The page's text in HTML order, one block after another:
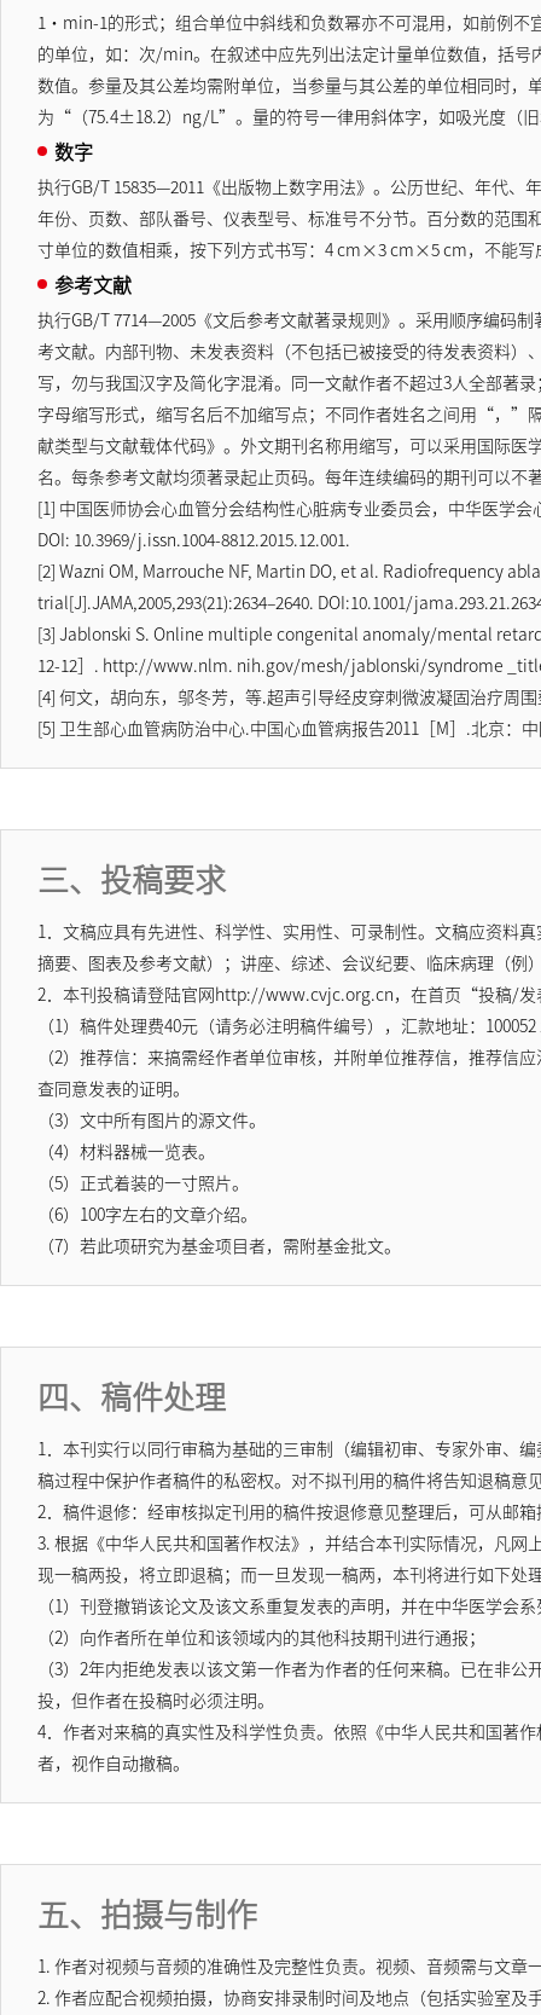
1·min-1的形式；组合单位中斜线和负数幂亦不可混用，如前例
的单位，如：次/min。在叙述中应先列出法定计量单位数值，括
数值。参量及其公差均需附单位，当参量与其公差的单位相同时
为“（75.4±18.2）ng/L”。量的符号一律用斜体字，如吸光度（
数字
执行GB/T 15835—2011《出版物上数字用法》。公历世纪、年代
年份、页数、部队番号、仪表型号、标准号不分节。百分数的范
寸单位的数值相乘，按下列方式书写：4 cm×3 cm×5 cm，不能
参考文献
执行GB/T 7714—2005《文后参考文献著录规则》。采用顺序编码
考文献。内部刊物、未发表资料（不包括已被接受的待发表资料
写，勿与我国汉字及简化字混淆。同一文献作者不超过3人全部
字母缩写形式，缩写名后不加缩写点；不同作者姓名之间用“，
献类型与文献载体代码》。外文期刊名称用缩写，可以采用国际
名。每条参考文献均须著录起止页码。每年连续编码的期刊可以不
[1] 中国医师协会心血管分会结构性心脏病专业委员会，中华医学
DOI: 10.3969/j.issn.1004-8812.2015.12.001.
[2] Wazni OM, Marrouche NF, Martin DO, et al. Radiofrequency
trial[J].JAMA,2005,293(21):2634–2640. DOI:10.1001/
[3] Jablonski S. Online multiple congenital anomaly/mental
12-12］. http://www.nlm. nih.gov/mesh/jablonski/syndrome
[4] 何文，胡向东，邬冬芳，等.超声引导经皮穿刺微波凝固治疗周
[5] 卫生部心血管病防治中心.中国心血管病报告2011［M］.北京：
三、投稿要求
1．文稿应具有先进性、科学性、实用性、可录制性。文稿应资料
摘要、图表及参考文献）；讲座、综述、会议纪要、临床病理（
2．本刊投稿请登陆官网http://www.cvjc.org.cn，在首页“投稿/
（1）稿件处理费40元（请务必注明稿件编号），汇款地址：
（2）推荐信：来搞需经作者单位审核，并附单位推荐信，推荐
查同意发表的证明。
（3）文中所有图片的源文件。
（4）材料器械一览表。
（5）正式着装的一寸照片。
（6）100字左右的文章介绍。
（7）若此项研究为基金项目者，需附基金批文。
四、稿件处理
1．本刊实行以同行审稿为基础的三审制（编辑初审、专家外审、
稿过程中保护作者稿件的私密权。对不拟刊用的稿件将告知退稿
2．稿件退修：经审核拟定刊用的稿件按退修意见整理后，可从邮
3. 根据《中华人民共和国著作权法》，并结合本刊实际情况，凡
现一稿两投，将立即退稿；而一旦发现一稿两，本刊将进行如下处
（1）刊登撤销该论文及该文系重复发表的声明，并在中华医学会
（2）向作者所在单位和该领域内的其他科技期刊进行通报；
（3）2年内拒绝发表以该文第一作者为作者的任何来稿。已在非
投，但作者在投稿时必须注明。
4．作者对来稿的真实性及科学性负责。依照《中华人民共和国著
者，视作自动撤稿。
五、拍摄与制作
1. 作者对视频与音频的准确性及完整性负责。视频、音频需与文
2. 作者应配合视频拍摄，协商安排录制时间及地点（包括实验室